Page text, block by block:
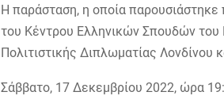
Η παράσταση, η οποία παρουσιάστηκε
του Κέντρου Ελληνικών Σπουδών του
Πολιτιστικής Διπλωματίας Λονδίνου
Σάββατο, 17 Δεκεμβρίου 2022, ώρα